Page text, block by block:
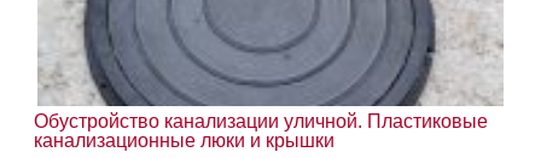
Обустройство канализации уличной. Пластиковые
канализационные люки и крышки